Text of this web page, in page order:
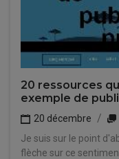
20 ressources
exemple de
20 décembre
Je suis sur le point
flèche sur ce